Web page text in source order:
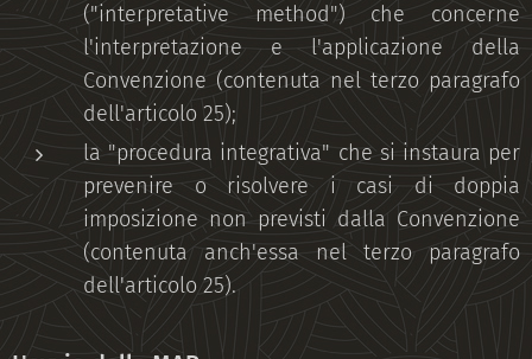
("interpretative method") che concerne
l'interpretazione e l'applicazione della
Convenzione (contenuta nel terzo paragrafo
dell'articolo 25);
la "procedura integrativa" che si instaura per
prevenire o risolvere i casi di doppia
imposizione non previsti dalla Convenzione
(contenuta anch'essa nel terzo paragrafo
dell'articolo 25).